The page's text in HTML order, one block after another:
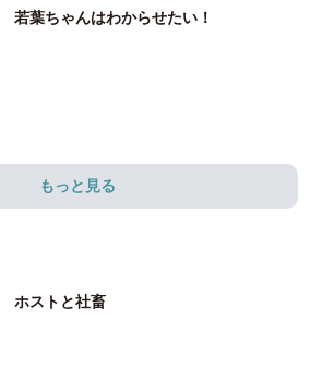
若葉ちゃんはわからせたい！
もっと見る
ホストと社畜